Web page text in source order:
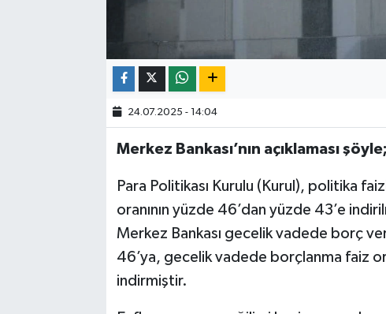
24.07.2025 - 14:04
Merkez Bankası’nın açıklaması şöyle;
Para Politikası Kurulu (Kurul), politika
oranının yüzde 46’dan yüzde 43’e
Merkez Bankası gecelik vadede borç
46’ya, gecelik vadede borçlanma faiz
indirmiştir.